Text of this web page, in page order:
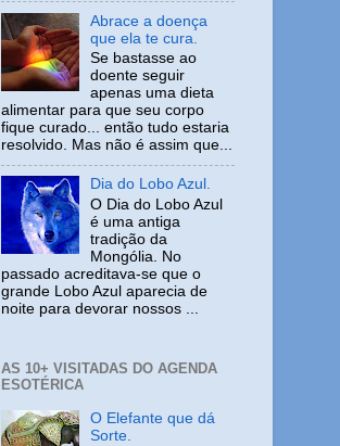
Abrace a doença
que ela te cura.
Se bastasse ao
doente seguir
apenas uma dieta
alimentar para que seu corpo
fique curado... então tudo estaria
resolvido. Mas não é assim que...
Dia do Lobo Azul.
O Dia do Lobo Azul
é uma antiga
tradição da
Mongólia. No
passado acreditava-se que o
grande Lobo Azul aparecia de
noite para devorar nossos ...
AS 10+ VISITADAS DO AGENDA
ESOTÉRICA
O Elefante que dá
Sorte.